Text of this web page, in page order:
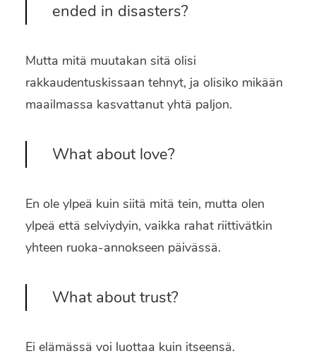
ended in disasters?
Mutta mitä muutakan sitä olisi
rakkaudentuskissaan tehnyt, ja olisiko mikään
maailmassa kasvattanut yhtä paljon.
What about love?
En ole ylpeä kuin siitä mitä tein, mutta olen
ylpeä että selviydyin, vaikka rahat riittivätkin
yhteen ruoka-annokseen päivässä.
What about trust?
Ei elämässä voi luottaa kuin itseensä.